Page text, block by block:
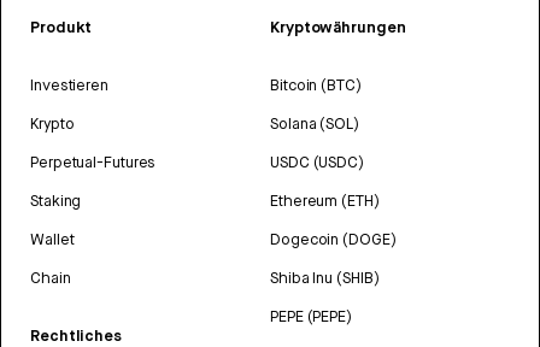
Produkt
Investieren
Krypto
Perpetual-Futures
Staking
Wallet
Chain
Rechtliches
Kryptowährungen
Bitcoin (BTC)
Solana (SOL)
USDC (USDC)
Ethereum (ETH)
Dogecoin (DOGE)
Shiba Inu (SHIB)
PEPE (PEPE)